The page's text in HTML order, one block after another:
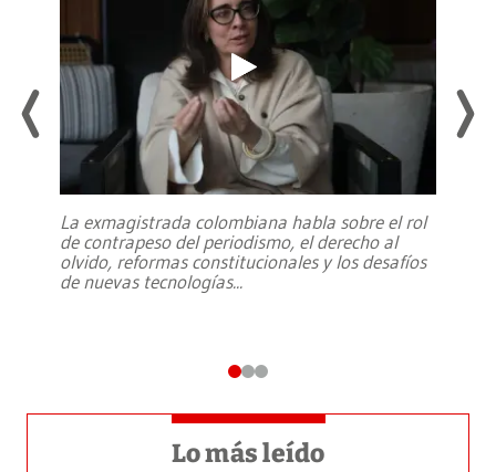
La exmagistrada colombiana habla sobre el rol
de contrapeso del periodismo, el derecho al
olvido, reformas constitucionales y los desafíos
de nuevas tecnologías...
Lo más leído